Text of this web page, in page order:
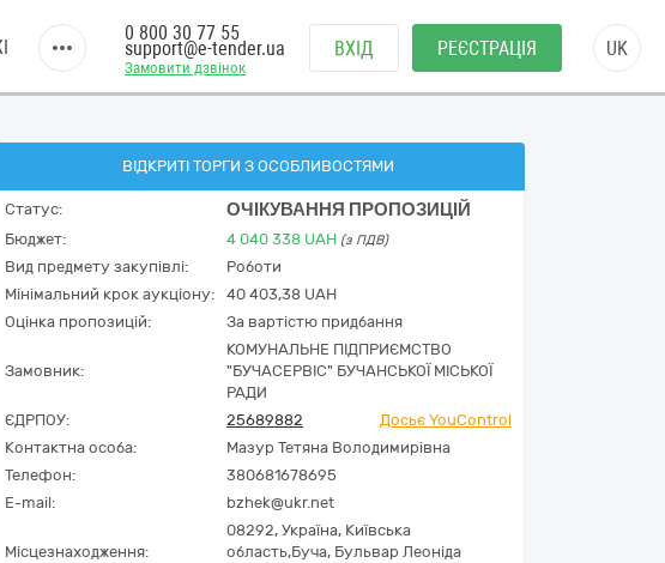
Замовити дзвінок
0 800 30 77 55
support@e-tender.ua ВХІД РЕЄСТРАЦІЯ UK
ВІДКРИТІ ТОРГИ З ОСОБЛИВОСТЯМИ
Статус: ОЧІКУВАННЯ ПРОПОЗИЦІЙ
Бюджет: 4 040 338 UAH (з ПДВ)
Вид предмету закупівлі:
Роботи
Мінімальний крок аукціону:
40 403,38 UAH
Оцінка пропозицій:
За вартістю придбання
Замовник:
КОМУНАЛЬНЕ ПІДПРИЄМСТВО
"БУЧАСЕРВІС" БУЧАНСЬКОЇ МІСЬКОЇ
РАДИ
ЄДРПОУ:
25689882
Досьє YouControl
Контактна особа:
Мазур Тетяна Володимирівна
Телефон:
380681678695
E-mail:
bzhek@ukr.net
Місцезнаходження:
08292, Україна, Київська
область,Буча, Бульвар Леоніда